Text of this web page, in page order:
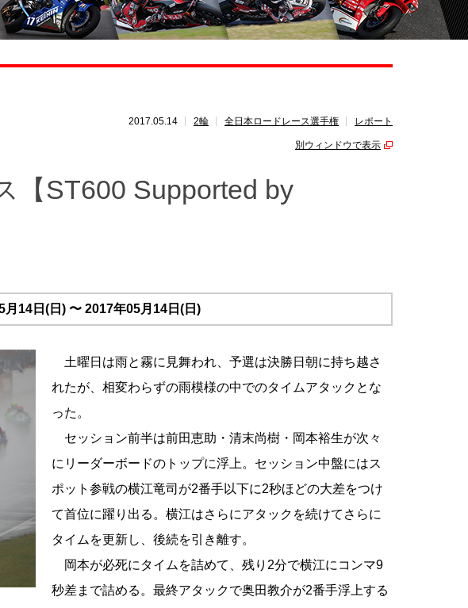
2017.05.14 2輪 全日本ロードレース選手権 レポート
別ウィンドウで表示
【ST600 Supported by
月14日(日) 〜 2017年05月14日(日)
土曜日は雨と霧に見舞われ、予選は決勝日朝に持ち越さ
れたが、相変わらずの雨模様の中でのタイムアタックとな
った。
セッション前半は前田恵助・清末尚樹・岡本裕生が次々
にリーダーボードのトップに浮上。セッション中盤にはス
ポット参戦の横江竜司が2番手以下に2秒ほどの大差をつけ
て首位に躍り出る。横江はさらにアタックを続けてさらに
タイムを更新し、後続を引き離す。
岡本が必死にタイムを詰めて、残り2分で横江にコンマ9
秒差まで詰める。最終アタックで奥田教介が2番手浮上する